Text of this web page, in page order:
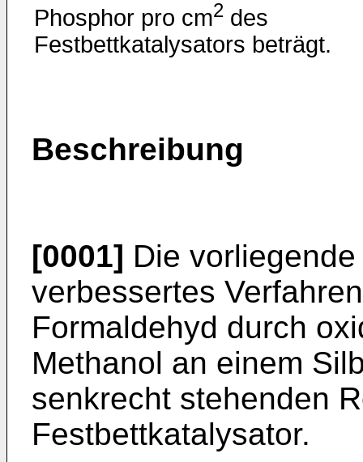
Phosphor pro cm2 des
Festbettkatalysators beträgt.
Beschreibung
[0001] Die
verbessertes
Formaldehyd durch
Methanol an einem
senkrecht stehenden
Festbettkatalysator.